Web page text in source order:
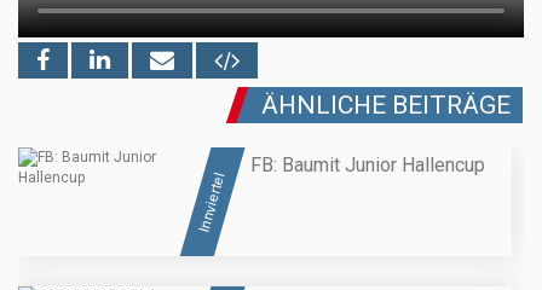
ÄHNLICHE BEITRÄGE
Innviertel
FB: Baumit Junior Hallencup